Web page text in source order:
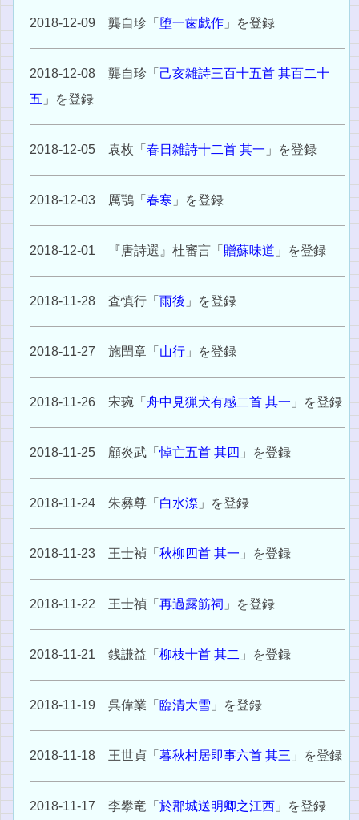
2018-12-09 龔自珍「 堕一歯戯作 」を登録
2018-12-08 龔自珍「 己亥雑詩三百十五首 其百二十
五 」を登録
2018-12-05 袁枚「春日雑詩十二首 其一 」を登録
2018-12-03 厲鶚「春寒 」を登録
2018-12-01 『唐詩選』杜審言「 贈蘇味道 」を登録
2018-11-28 査慎行「雨後 」を登録
2018-11-27 施閏章「 山行 」を登録
2018-11-26 宋琬「舟中見猟犬有感二首 其一 」を登録
2018-11-25 顧炎武「悼亡五首 其四 」を登録
2018-11-24 朱彝尊「 白水漈 」を登録
2018-11-23 王士禎「秋柳四首 其一 」を登録
2018-11-22 王士禎「再過露筋祠 」を登録
2018-11-21 銭謙益「柳枝十首 其二 」を登録
2018-11-19 呉偉業「 臨清大雪 」を登録
2018-11-18 王世貞「暮秋村居即事六首 其三 」を登録
2018-11-17 李攀竜「於郡城送明卿之江西 」を登録